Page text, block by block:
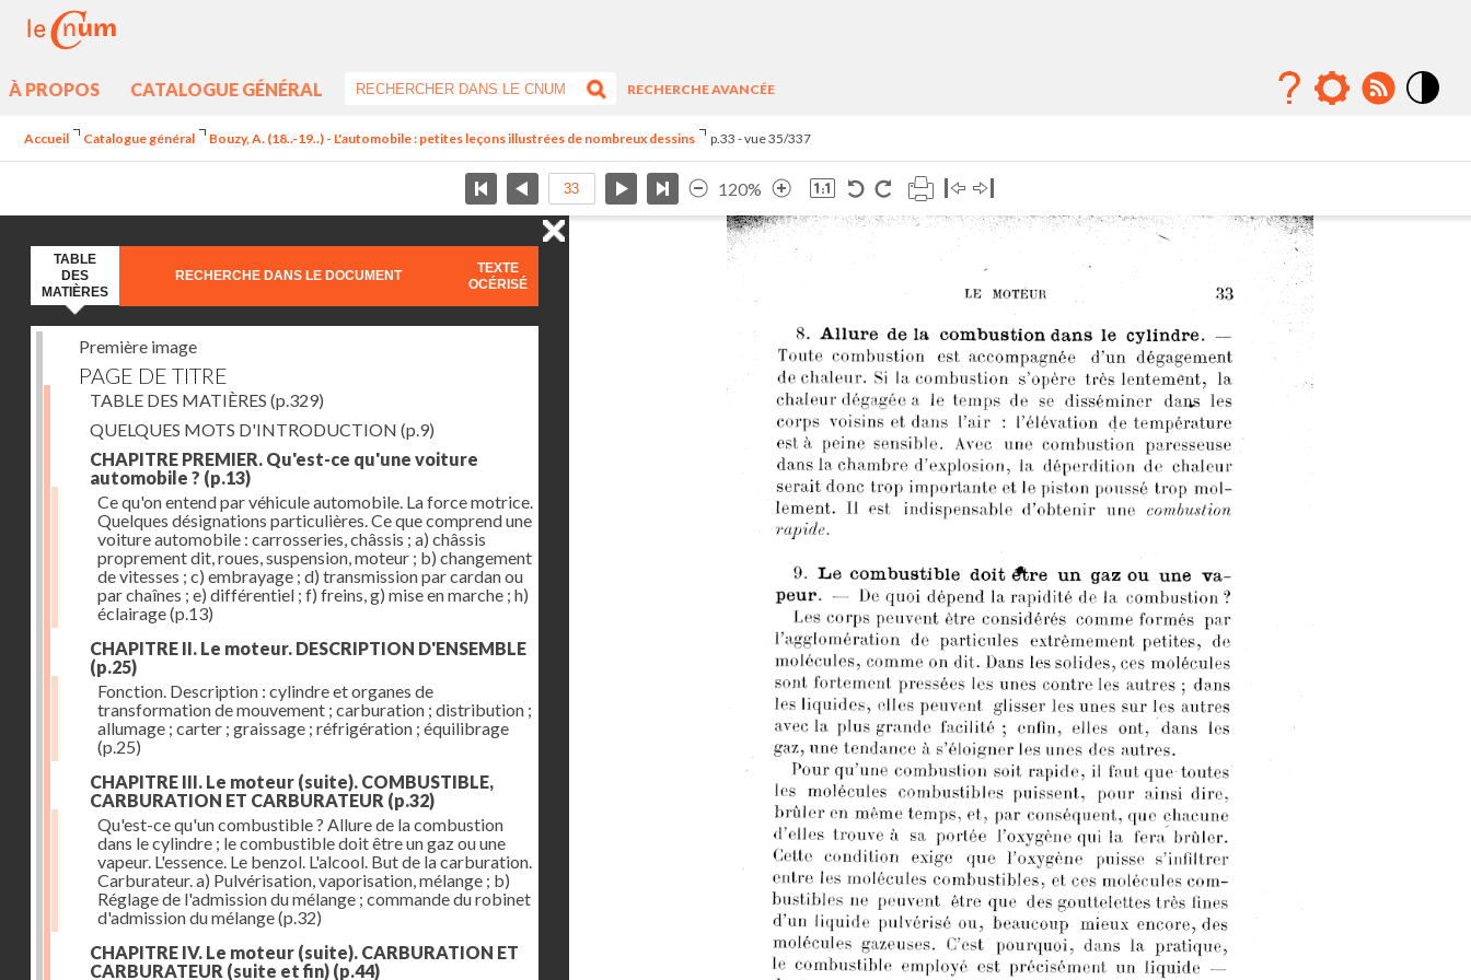
À PROPOS CATALOGUE GÉNÉRAL
RECHERCHE AVANCÉE
Accueil Catalogue général Bouzy, A. (18..-19..) - L'automobile : petites leçons illustrées de nombreux dessins p.33 - vue 35/337
120%
TABLE
DES
MATIÈRES
RECHERCHE DANS LE DOCUMENT
TEXTE
OCÉRISÉ
Première image
PAGE DE TITRE
TABLE DES MATIÈRES (p.329)
QUELQUES MOTS D'INTRODUCTION (p.9)
CHAPITRE PREMIER. Qu'est-ce qu'une voiture
automobile ? (p.13)
Ce qu'on entend par véhicule automobile. La force motrice.
Quelques désignations particulières. Ce que comprend une
voiture automobile : carrosseries, châssis ; a) châssis
proprement dit, roues, suspension, moteur ; b) changement
de vitesses ; c) embrayage ; d) transmission par cardan ou
par chaînes ; e) différentiel ; f) freins, g) mise en marche ; h)
éclairage(p.13)
CHAPITRE II. Le moteur. DESCRIPTION D'ENSEMBLE
(p.25)
Fonction. Description : cylindre et organes de
transformation de mouvement ; carburation ; distribution ;
allumage ; carter ; graissage ; réfrigération ; équilibrage
(p.25)
CHAPITRE III. Le moteur (suite). COMBUSTIBLE,
CARBURATION ET CARBURATEUR (p.32)
Qu'est-ce qu'un combustible ? Allure de la combustion
dans le cylindre ; le combustible doit être un gaz ou une
vapeur. L'essence. Le benzol. L'alcool. But de la carburation.
Carburateur. a) Pulvérisation, vaporisation, mélange ; b)
Réglage de l'admission du mélange ; commande du robinet
d'admission du mélange(p.32)
CHAPITRE IV. Le moteur (suite). CARBURATION ET
CARBURATEUR (suite et fin) (p.44)